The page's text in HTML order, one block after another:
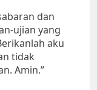
dan
ujian yang
aku
tidak
Amin.”